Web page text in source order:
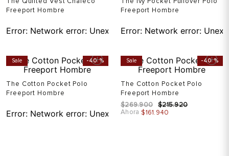
Freeport Hombre
Error: Network error: Unexpected token T in JSON at
Freeport Hombre
Error: Network error:
Sale -40 %
The Cotton Pocket Polo
Freeport Hombre
Error: Network error: Unexpected token T in JSON at
Sale -40 %
The Cotton Pocket Polo
Freeport Hombre
$269.900 $215.920
Ahora $161.940